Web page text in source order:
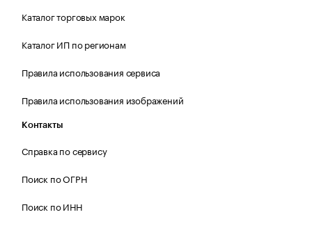
Каталог торговых марок
Каталог ИП по регионам
Правила использования сервиса
Правила использования изображений
Контакты
Справка по сервису
Поиск по ОГРН
Поиск по ИНН